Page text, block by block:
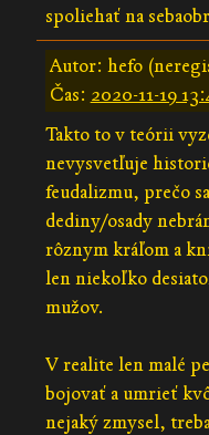
spoliehať na
Autor: hefo
Čas: 2020-11-19
Takto to v teórii
nevysvetľuje
feudalizmu, prečo
dediny/osady
rôznym kráľom a
len niekoľko
mužov.
V realite len malé
bojovať a umrieť
nejaký zmysel,